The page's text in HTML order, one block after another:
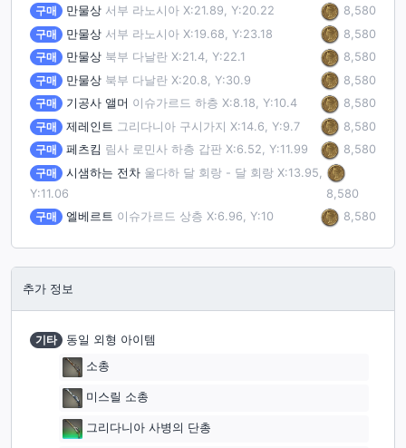
구매
만물상 서부 라노시아 X:21.89, Y:20.22
8,580
구매
만물상 서부 라노시아 X:19.68, Y:23.18
8,580
구매
만물상 북부 다날란 X:21.4, Y:22.1
8,580
구매
만물상 북부 다날란 X:20.8, Y:30.9
8,580
구매
기공사 앨머 이슈가르드 하층 X:8.18, Y:10.4
8,580
구매
제레인트 그리다니아 구시가지 X:14.6, Y:9.7
8,580
구매
페츠킴 림사 로민사 하층 갑판 X:6.52, Y:11.99
8,580
구매
시샘하는 전차 울다하 달 회랑 - 달 회랑 X:13.95,
Y:11.06
8,580
구매
엘베르트 이슈가르드 상층 X:6.96, Y:10 8,580
추가 정보
기타
동일 외형 아이템
소총
미스릴 소총
그리다니아 사병의 단총